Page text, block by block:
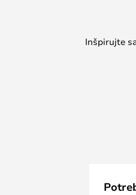
Inšpirujte